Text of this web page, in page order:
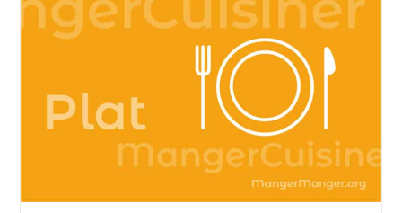
Flocons
D’avoine